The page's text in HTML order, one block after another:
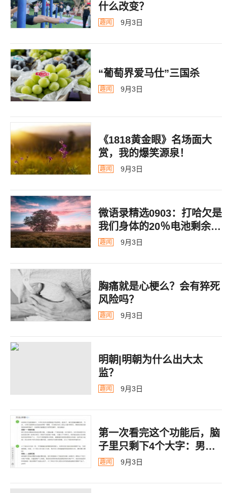
什么改变？
趣闻 9月3日
“葡萄界爱马仕”三国杀
趣闻 9月3日
《1818黄金眼》名场面大
赏，我的爆笑源泉！
趣闻 9月3日
微语录精选0903：打哈欠是
我们身体的20％电池剩余警
告
趣闻 9月3日
胸痛就是心梗么？会有猝死
风险吗？
趣闻 9月3日
明朝|明朝为什么出大太
监？ ​​​
趣闻 9月3日
第一次看完这个功能后，脑
子里只剩下4个大字：男德
银行
趣闻 9月3日